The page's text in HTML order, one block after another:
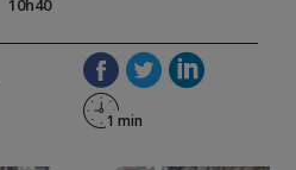
10h40